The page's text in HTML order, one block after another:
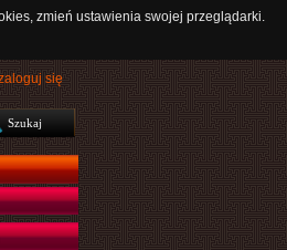
zmień ustawienia swojej przeglądarki.
się